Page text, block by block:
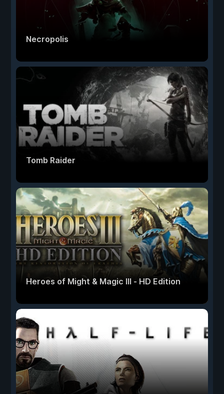
Necropolis
Tomb Raider
Heroes of Might & Magic III - HD Edition